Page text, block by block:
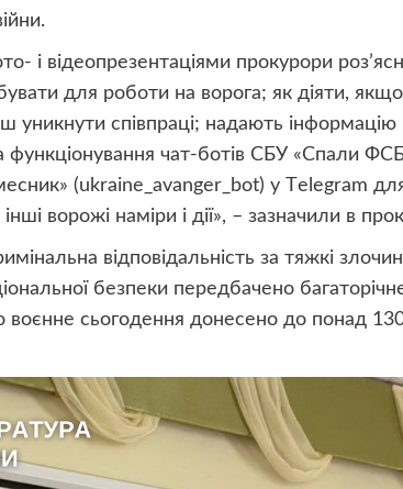
і відеопрезентаціями прокурори
для роботи на ворога; як діяти,
уникнути співпраці; надають
чат-ботів СБУ «Спали
(ukraine_avanger_bot) у Тelegram
ворожі наміри і дії», – зазначили в
відповідальність за тяжкі
безпеки передбачено
сьогодення донесено до понад